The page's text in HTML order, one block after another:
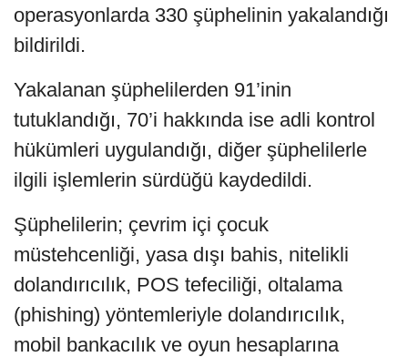
operasyonlarda 330 şüphelinin yakalandığı
bildirildi.
Yakalanan şüphelilerden 91’inin
tutuklandığı, 70’i hakkında ise adli kontrol
hükümleri uygulandığı, diğer şüphelilerle
ilgili işlemlerin sürdüğü kaydedildi.
Şüphelilerin; çevrim içi çocuk
müstehcenliği, yasa dışı bahis, nitelikli
dolandırıcılık, POS tefeciliği, oltalama
(phishing) yöntemleriyle dolandırıcılık,
mobil bankacılık ve oyun hesaplarına